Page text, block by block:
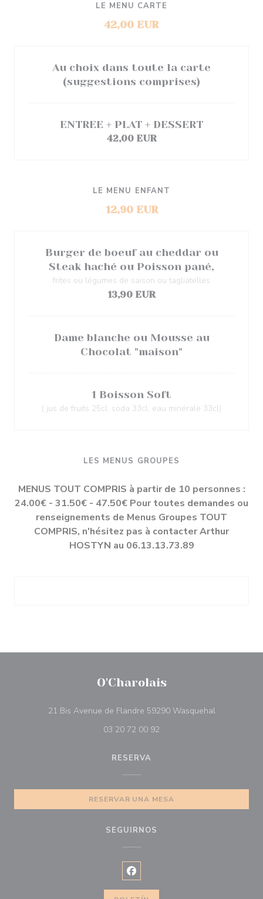
LE MENU CARTE
42,00 EUR
Au choix dans toute la carte
(suggestions comprises)
ENTREE + PLAT + DESSERT
42,00 EUR
LE MENU ENFANT
12,90 EUR
Burger de boeuf au cheddar ou
Steak haché ou Poisson pané,
frites ou légumes de saison ou tagliatelles
13,90 EUR
Dame blanche ou Mousse au
Chocolat "maison"
1 Boisson Soft
( jus de fruits 25cl, soda 33cl, eau minérale 33cl)
LES MENUS GROUPES
MENUS TOUT COMPRIS à partir de 10 personnes :
24.00€ - 31.50€ - 47.50€ Pour toutes demandes ou
renseignements de Menus Groupes TOUT
COMPRIS, n'hésitez pas à contacter Arthur
HOSTYN au 06.13.13.73.89
O'Charolais
21 Bis Avenue de Flandre 59290 Wasquehal((abre en
03 20 72 00 92
RESERVA
RESERVAR UNA MESA
SEGUIRNOS
Facebook ((abre en una nueva